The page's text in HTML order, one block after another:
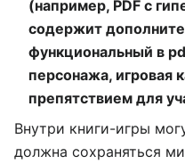
(например, PDF с
содержит
функциональный в
персонажа, игровая
препятствием для
Внутри книги-игры
должна сохраняться